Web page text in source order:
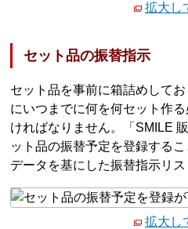
拡大し
セット品の振替指示
セット品を事前に箱詰めして
にいつまでに何を何セット作
ければなりません。「SMILE
ット品の振替予定を登録する
データを基にした振替指示リス
拡大し